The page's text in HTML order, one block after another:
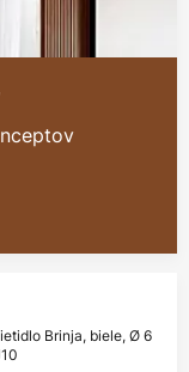
Brinja, biele, Ø 6